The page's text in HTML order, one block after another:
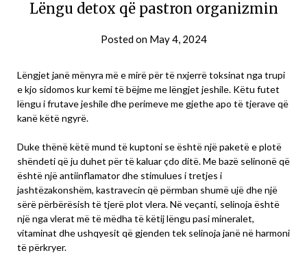
Lëngu detox që pastron organizmin
Posted on May 4, 2024
Lëngjet janë mënyra më e mirë për të nxjerrë toksinat nga trupi
e kjo sidomos kur kemi të bëjme me lëngjet jeshile. Këtu futet
lëngu i frutave jeshile dhe perimeve me gjethe apo të tjerave që
kanë këtë ngyrë.
Duke thënë këtë mund të kuptoni se është një paketë e plotë
shëndeti që ju duhet për të kaluar çdo ditë. Me bazë selinonë që
është një antiinflamator dhe stimulues i tretjes i
jashtëzakonshëm, kastravecin që përmban shumë ujë dhe një
sërë përbërësish të tjerë plot vlera. Në veçanti, selinoja është
një nga vlerat më të mëdha të këtij lëngu pasi mineralet,
vitaminat dhe ushqyesit që gjenden tek selinoja janë në harmoni
të përkryer.